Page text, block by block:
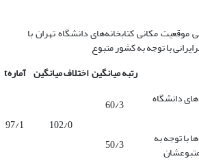
مکانی کتابخانه‌های دانشگاه تهران با
با توجه به کشور متبوع
رتبه میانگین اختلاف میانگین آمارهt
دانشگاه
60/3
102/0
97/1
با توجه به 50/3